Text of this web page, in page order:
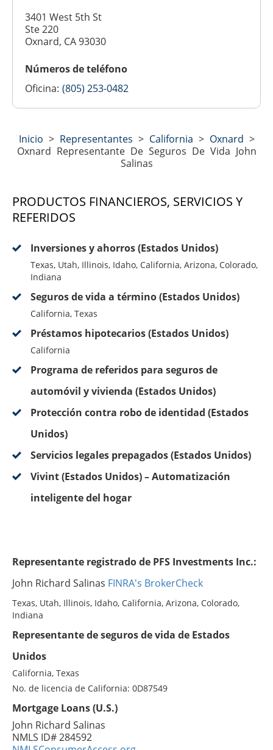
3401 West 5th St
Ste 220
Oxnard, CA 93030
Números de teléfono
Oficina: (805) 253-0482
Inicio > Representantes > California > Oxnard >
Oxnard Representante De Seguros De Vida John
Salinas
PRODUCTOS FINANCIEROS, SERVICIOS Y
REFERIDOS
Inversiones y ahorros (Estados Unidos)
Texas, Utah, Illinois, Idaho, California, Arizona, Colorado,
Indiana
Seguros de vida a término (Estados Unidos)
California, Texas
Préstamos hipotecarios (Estados Unidos)
California
Programa de referidos para seguros de
automóvil y vivienda (Estados Unidos)
Protección contra robo de identidad (Estados
Unidos)
Servicios legales prepagados (Estados Unidos)
Vivint (Estados Unidos) – Automatización
inteligente del hogar
Representante registrado de PFS Investments Inc.:
John Richard Salinas FINRA's BrokerCheck
Texas, Utah, Illinois, Idaho, California, Arizona, Colorado,
Indiana
Representante de seguros de vida de Estados
Unidos
California, Texas
No. de licencia de California: 0D87549
Mortgage Loans (U.S.)
John Richard Salinas
NMLS ID# 284592